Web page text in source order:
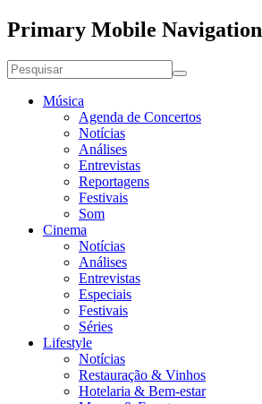
Primary Mobile Navigation
Música
Agenda de Concertos
Notícias
Análises
Entrevistas
Reportagens
Festivais
Som
Cinema
Notícias
Análises
Entrevistas
Especiais
Festivais
Séries
Lifestyle
Notícias
Restauração & Vinhos
Hotelaria & Bem-estar